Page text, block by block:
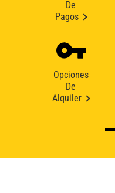
De
Pagos
Opciones
De
Alquiler